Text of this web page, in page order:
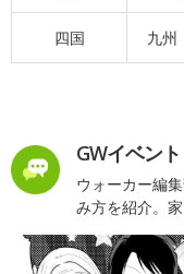
四国 九州
GWイベン
ウォーカー編
み方を紹介。